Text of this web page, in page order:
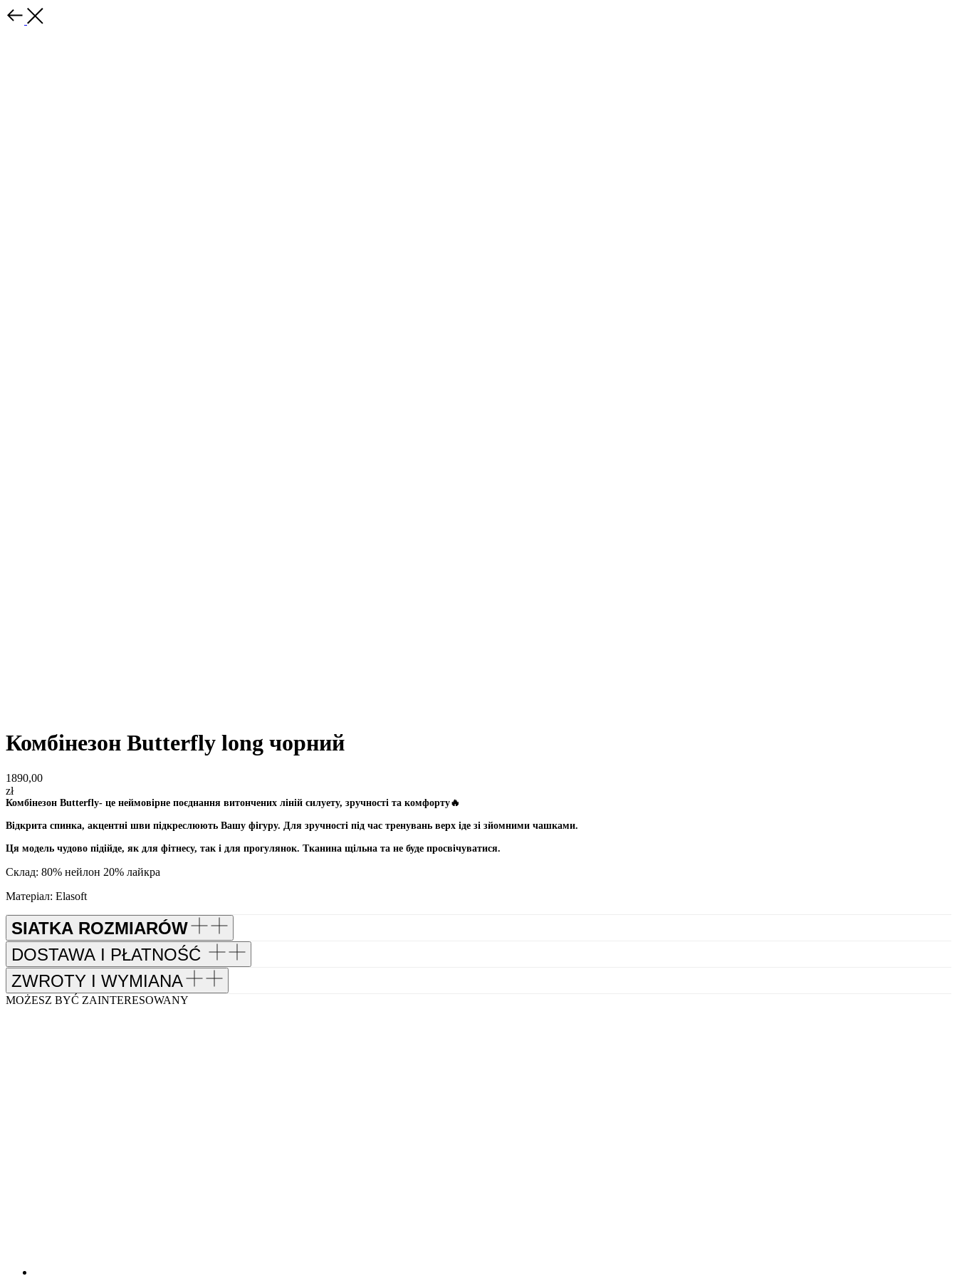
Комбінезон Butterfly long чорний
1890,00
zł
Комбінезон Butterfly- це неймовірне поєднання витончених ліній силуету, зручності та комфорту🔥
Відкрита спинка, акцентні шви підкреслюють Вашу фігуру. Для зручності під час тренувань верх іде зі зйомними чашками.
Ця модель чудово підійде, як для фітнесу, так і для прогулянок. Тканина щільна та не буде просвічуватися.
Склад: 80% нейлон 20% лайкра
Матеріал: Elasoft
SIATKA ROZMIARÓW
DOSTAWA I PŁATNOŚĆ
ZWROTY I WYMIANA
MOŻESZ BYĆ ZAINTERESOWANY